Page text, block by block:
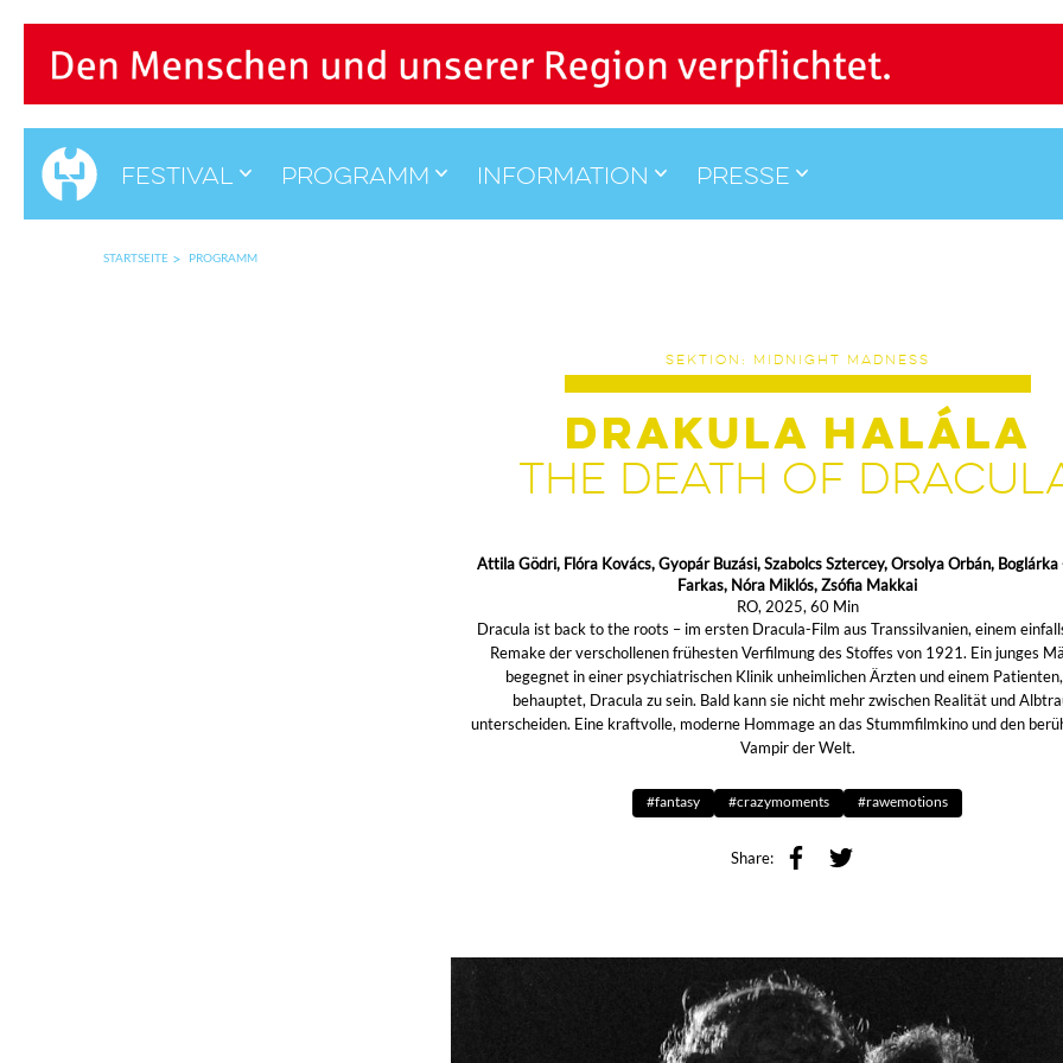
Festival Programm Information Presse
STARTSEITE PROGRAMM
SEKTION: MIDNIGHT MADNESS
DRAKULA HALÁLA
THE DEATH OF
Attila Gödri, Flóra Kovács, Gyopár Buzási, Szabolcs Sztercey, Orsolya Orbán, Boglárka
Farkas, Nóra Miklós, Zsófia Makkai
RO, 2025, 60 Min
Dracula ist back to the roots – im ersten Dracula-Film aus Transsilvanien, einem
Remake der verschollenen frühesten Verfilmung des Stoffes von 1921. Ein junges
begegnet in einer psychiatrischen Klinik unheimlichen Ärzten und einem
behauptet, Dracula zu sein. Bald kann sie nicht mehr zwischen Realität und
unterscheiden. Eine kraftvolle, moderne Hommage an das Stummfilmkino und den
Vampir der Welt.
#fantasy #crazymoments #rawemotions
Share: